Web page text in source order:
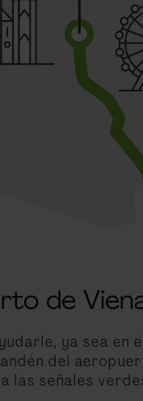
de
ya sea en
del
las señales